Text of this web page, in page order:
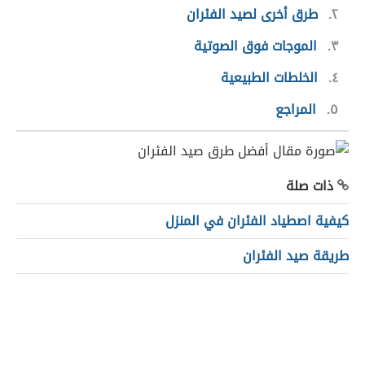
٢ طرق أخرى لصيد الفئران
٣
الموجات فوق الصوتية
٤
الخلطات الطبيعية
٥
المراجع
ذات صلة
كيفية اصطياد الفئران في المنزل
طريقة صيد الفئران